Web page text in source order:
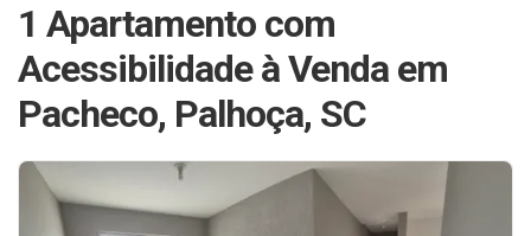
1 Apartamento com
Acessibilidade à Venda em
Pacheco, Palhoça, SC